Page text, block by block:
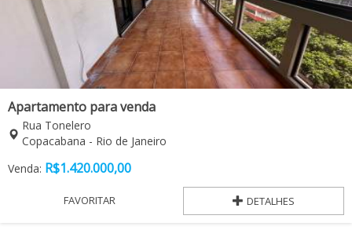
Apartamento para venda
Rua Tonelero
Copacabana - Rio de Janeiro
Venda: R$1.420.000,00
FAVORITAR DETALHES